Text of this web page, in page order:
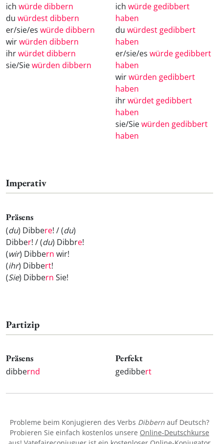
ich würde dibbern
du würdest dibbern
er/sie/es würde dibbern
wirwürden dibbern
ihrwürdet dibbern
sie/Siewürden dibbern
ich würde gedibbert
haben
du würdest gedibbert
haben
er/sie/es würde gedibbert
haben
wirwürden gedibbert
haben
ihrwürdet gedibbert
haben
sie/Siewürden gedibbert
haben
Imperativ
Präsens
(du) Dibbere! / (du)
Dibber! / (du) Dibbre!
(wir) Dibbern wir!
(ihr) Dibbert!
(Sie) Dibbern Sie!
Partizip
Präsens
dibbernd
Perfekt
gedibbert
Probleme beim Konjugieren des Verbs Dibbern auf Deutsch?
Probieren Sie einfach kostenlos unsere Online-Deutschkurse